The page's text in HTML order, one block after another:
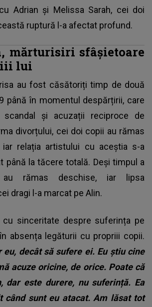
Adrian și Melissa Sarah, cei doi
ruptură l-a afectat profund.
mărturisiri sfâșietoare
lui
au fost căsătoriți timp de două
până în momentul despărțirii, care
și acuzații reciproce de
divorțului, cei doi copii au rămas
relația artistului cu aceștia s-a
până la tăcere totală. Deși timpul a
rămas deschise, iar lipsa
dragi l-a marcat pe Alin.
sinceritate despre suferința pe
absența legăturii cu propriii copii.
eu, decât să sufere ei. Eu știu cine
acuze oricine, de orice. Poate că
dar este durere, nu suferință. Ea
când sunt eu atacat. Am lăsat tot